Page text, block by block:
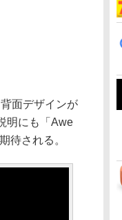
面デザインが
明にも「Awe
待される。